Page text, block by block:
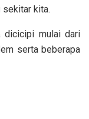
sekitar kita.
dicicipi mulai dari
serta beberapa